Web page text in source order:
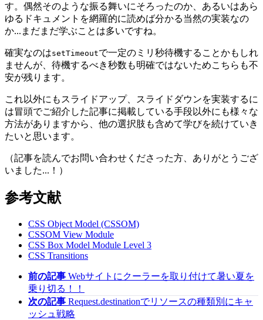
す。偶然そのような振る舞いにそろったのか、あるいはあら
ゆるドキュメントを網羅的に読めば分かる当然の実装なの
か...まだまだ学ぶことは多いですね。
確実なのはsetTimeoutで一定のミリ秒待機することかもしれ
ませんが、待機するべき秒数も明確ではないためこちらも不
安が残ります。
これ以外にもスライドアップ、スライドダウンを実装するに
は冒頭でご紹介した記事に掲載している手段以外にも様々な
方法がありますから、他の選択肢も含めて学びを続けていき
たいと思います。
（記事を読んでお問い合わせくださった方、ありがとうござ
いました...！）
参考文献
CSS Object Model (CSSOM)
CSSOM View Module
CSS Box Model Module Level 3
CSS Transitions
前の記事 Webサイトにクーラーを取り付けて暑い夏を
乗り切る！！
次の記事 Request.destinationでリソースの種類別にキャ
ッシュ戦略